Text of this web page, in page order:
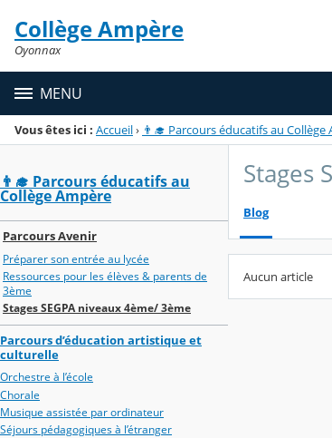
Menu de la rubrique
Contenu
Collège Ampère
Oyonnax
MENU
Vous êtes ici : Accueil› 👨‍🎓 Parcours éducatifs au Collège
👨‍🎓 Parcours éducatifs au
Collège Ampère
Parcours Avenir
Préparer son entrée au lycée
Ressources pour les élèves & parents de
3ème
Stages SEGPA niveaux 4ème/ 3ème
Parcours d’éducation artistique et
culturelle
Orchestre à l’école
Chorale
Musique assistée par ordinateur
Séjours pédagogiques à l’étranger
Stages
Blog
Aucun article